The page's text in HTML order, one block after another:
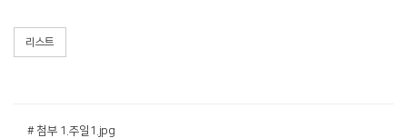
리스트
# 첨부 1.주일1.jpg